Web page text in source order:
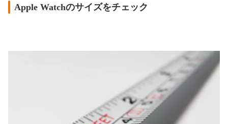
Apple Watchのサイズをチェック